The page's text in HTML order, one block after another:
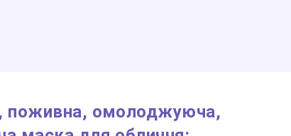
поживна, омолоджуюча,